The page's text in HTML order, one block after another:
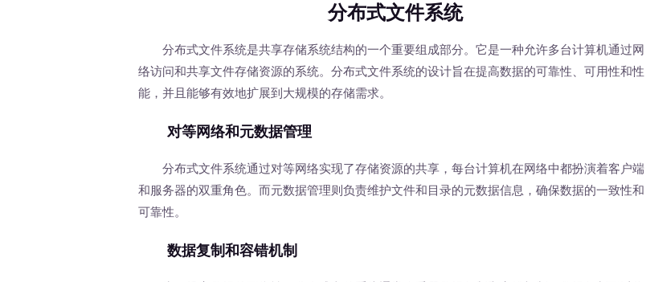
分布式文件系统
分布式文件系统是共享存储系统结构的一个重要组成部分。它是一种允许多台计算机通过网
络访问和共享文件存储资源的系统。分布式文件系统的设计旨在提高数据的可靠性、可用性和性
能，并且能够有效地扩展到大规模的存储需求。
对等网络和元数据管理
分布式文件系统通过对等网络实现了存储资源的共享，每台计算机在网络中都扮演着客户端
和服务器的双重角色。而元数据管理则负责维护文件和目录的元数据信息，确保数据的一致性和
可靠性。
数据复制和容错机制